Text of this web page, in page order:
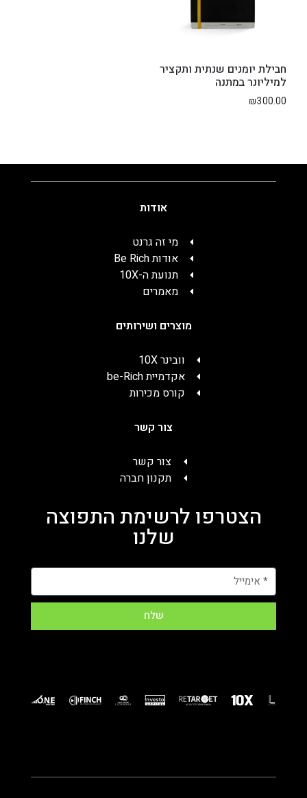
חבילת יומנים שנתית ותקציר
למיליונר במתנה
₪300.00
אודות
מי זה גרנט
אודות Be Rich
תנועת ה-10X
מאמרים
מוצרים ושירותים
וובינר 10X
אקדמיית be-Rich
קורס מכירות
צור קשר
צור קשר
תקנון חברה
הצטרפו לרשימת התפוצה
שלנו
שלח